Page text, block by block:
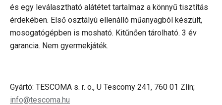
és egy leválasztható alátétet tartalmaz a könnyű tisztítás
érdekében. Első osztályú ellenálló műanyagból készült,
mosogatógépben is mosható. Kitűnően tárolható. 3 év
garancia. Nem gyermekjáték.
Gyártó: TESCOMA s. r. o., U Tescomy 241, 760 01 Zlín;
info@tescoma.hu